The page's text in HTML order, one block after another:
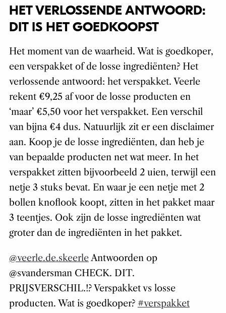
HET VERLOSSENDE ANTWOORD:
DIT IS HET GOEDKOOPST
Het moment van de waarheid. Wat is goedkoper,
een verspakket of de losse ingrediënten? Het
verlossende antwoord: het verspakket. Veerle
rekent €9,25 af voor de losse producten en
‘maar’ €5,50 voor het verspakket. Een verschil
van bijna €4 dus. Natuurlijk zit er een disclaimer
aan. Koop je de losse ingrediënten, dan heb je
van bepaalde producten net wat meer. In het
verspakket zitten bijvoorbeeld 2 uien, terwijl een
netje 3 stuks bevat. En waar je een netje met 2
bollen knoflook koopt, zitten in het pakket maar
3 teentjes. Ook zijn de losse ingrediënten wat
groter dan de ingrediënten in het pakket.
@veerle.de.skeerleAntwoorden op
@svandersman CHECK. DIT.
PRIJSVERSCHIL.!? Verspakket vs losse
producten. Wat is goedkoper? #verspakket